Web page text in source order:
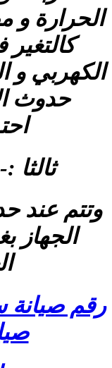
الحرارة و
كالتغير
الكهربي و
حدوث
ثالثا
وتتم عند
الجهاز
رقم